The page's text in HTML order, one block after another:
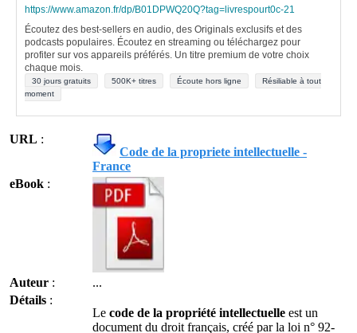
https://www.amazon.fr/dp/B01DPWQ20Q?tag=livrespourt0c-21
Écoutez des best-sellers en audio, des Originals exclusifs et des
podcasts populaires. Écoutez en streaming ou téléchargez pour
profiter sur vos appareils préférés. Un titre premium de votre choix
chaque mois.
30 jours gratuits 500K+ titres Écoute hors ligne
Résiliable à tout
moment
URL :
Code de la propriete intellectuelle -
France
eBook :
Auteur :
...
Détails :
Le code de la propriété intellectuelle est un
document du droit français, créé par la loi n° 92-